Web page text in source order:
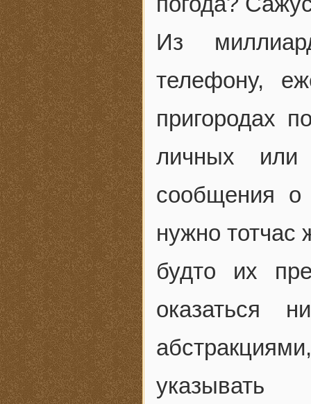
Из
телефону,
пригородах
личных или
сообщения о
нужно тотчас
будто их
оказаться